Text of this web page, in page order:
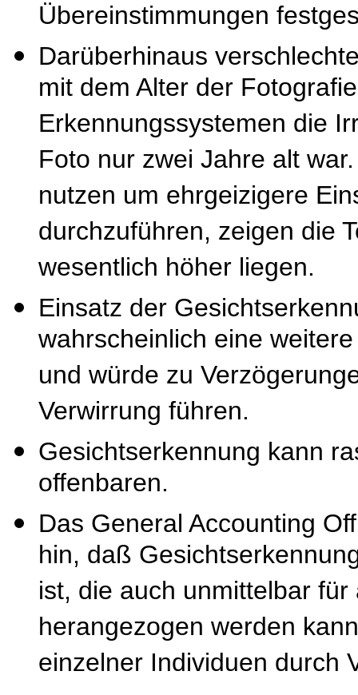
Übereinstimmungen
Darüberhinaus
mit dem Alter der
Erkennungssystemen die
Foto nur zwei Jahre alt
nutzen um ehrgeizigere
durchzuführen, zeigen die
wesentlich höher liegen.
Einsatz der
wahrscheinlich eine
und würde zu
Verwirrung führen.
Gesichtserkennung kann
offenbaren.
Das General Accounting
hin, daß
ist, die auch unmittelbar
herangezogen werden
einzelner Individuen durch